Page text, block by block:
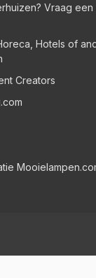
Vraag
Hotels of
Creators